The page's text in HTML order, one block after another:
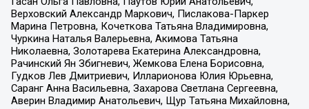
Верховский Александр Маркович, Пислакова-Паркер
Марина Петровна, Кочеткова Татьяна Владимировна,
Чуркина Наталья Валерьевна, Акимова Татьяна
Николаевна, Золотарева Екатерина Александровна,
Рачинский Ян Збигневич, Жемкова Елена Борисовна,
Гудков Лев Дмитриевич, Илларионова Юлия Юрьевна,
Саранг Анна Васильевна, Захарова Светлана Сергеевна,
Аверин Владимир Анатольевич, Щур Татьяна Михайловна,